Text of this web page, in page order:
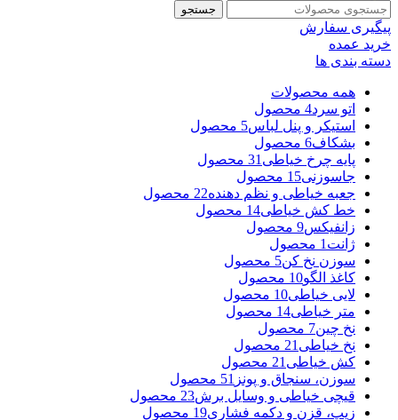
جستجو
پیگیری سفارش
خرید عمده
دسته بندی ها
همه محصولات
اتو سرد4 محصول
استیکر و پنل لباس5 محصول
بشکاف6 محصول
پایه چرخ خیاطی 31 محصول
جاسوزنی15 محصول
جعبه خیاطی و نظم دهنده22 محصول
خط کش خیاطی14 محصول
زانفیکس9 محصول
ژانت 1 محصول
سوزن نخ کن5 محصول
کاغذ الگو10 محصول
لایی خیاطی10 محصول
متر خیاطی14 محصول
نخ چین7 محصول
نخ خیاطی 21 محصول
کش خیاطی 21 محصول
سوزن، سنجاق و پونز 51 محصول
قیچی خیاطی و وسایل برش23 محصول
زیپ، قزن و دکمه فشاری19 محصول